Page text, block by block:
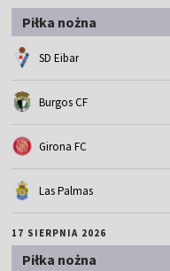
Piłka nożna
SD Eibar
Burgos CF
Girona FC
Las Palmas
17 SIERPNIA 2026
Piłka nożna